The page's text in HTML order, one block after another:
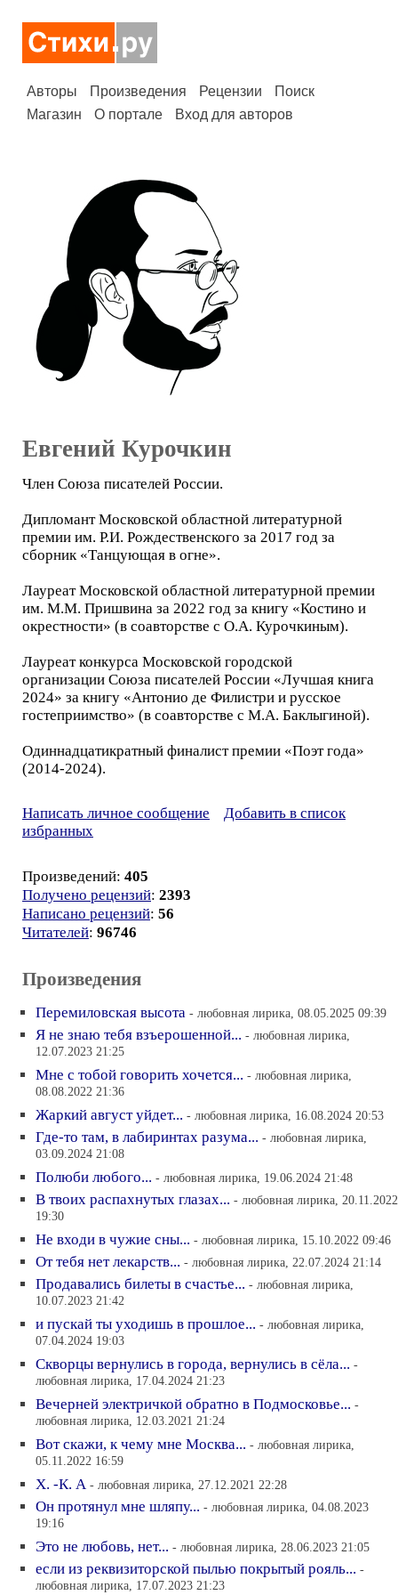
Авторы Произведения Рецензии
Поиск
Магазин
О портале Вход для авторов
Евгений Курочкин
Член Союза писателей России.
Дипломант Московской областной литературной
премии им. Р.И. Рождественского за 2017 год за
сборник «Танцующая в огне».
Лауреат Московской областной литературной премии
им. М.М. Пришвина за 2022 год за книгу «Костино и
окрестности» (в соавторстве с О.А. Курочкиным).
Лауреат конкурса Московской городской
организации Союза писателей России «Лучшая книга
2024» за книгу «Антонио де Филистри и русское
гостеприимство» (в соавторстве с М.А. Баклыгиной).
Одиннадцатикратный финалист премии «Поэт года»
(2014-2024).
Написать личное сообщение
Добавить в список
избранных
Произведений: 405
Получено рецензий: 2393
Написано рецензий: 56
Читателей: 96746
Произведения
Перемиловская высота - любовная лирика, 08.05.2025 09:39
Я не знаю тебя взъерошенной... - любовная лирика,
12.07.2023 21:25
Мне с тобой говорить хочется... - любовная лирика,
08.08.2022 21:36
Жаркий август уйдет... - любовная лирика, 16.08.2024 20:53
Где-то там, в лабиринтах разума... - любовная лирика,
03.09.2024 21:08
Полюби любого... - любовная лирика, 19.06.2024 21:48
В твоих распахнутых глазах... - любовная лирика, 20.11.2022
19:30
Не входи в чужие сны... - любовная лирика, 15.10.2022 09:46
От тебя нет лекарств... - любовная лирика, 22.07.2024 21:14
Продавались билеты в счастье... - любовная лирика,
10.07.2023 21:42
и пускай ты уходишь в прошлое... - любовная лирика,
07.04.2024 19:03
Скворцы вернулись в города, вернулись в сёла... -
любовная лирика, 17.04.2024 21:23
Вечерней электричкой обратно в Подмосковье... -
любовная лирика, 12.03.2021 21:24
Вот скажи, к чему мне Москва... - любовная лирика,
05.11.2022 16:59
Х. -К. А - любовная лирика, 27.12.2021 22:28
Он протянул мне шляпу... - любовная лирика, 04.08.2023
19:16
Это не любовь, нет... - любовная лирика, 28.06.2023 21:05
если из реквизиторской пылью покрытый рояль... -
любовная лирика, 17.07.2023 21:23